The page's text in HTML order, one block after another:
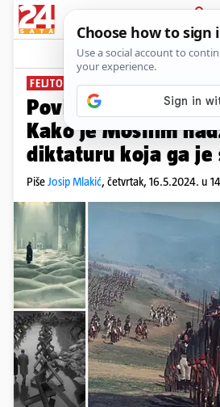
PRIJAVA
News
FELJTON JOSIPA MLAKIĆA PLUS+
Povijest ruskog
Kako je Mosfilm
diktaturu koja ga je
PišeJosip Mlakić, četvrtak, 16.5.2024. u